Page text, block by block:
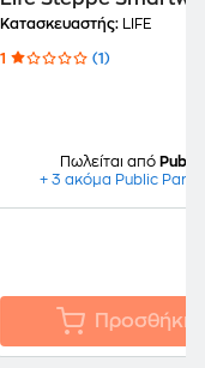
TUYA 221-0362 με
Κατασκευαστής: LIFE
1 (1)
Πωλείται από Public
+ 3 ακόμα Public
Προσθήκη